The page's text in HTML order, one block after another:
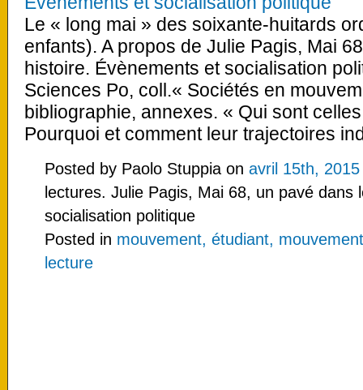
Le « long mai » des soixante-huitards
enfants). A propos de Julie Pagis, Mai
histoire. Évènements et socialisation
Sciences Po, coll.« Sociétés en
bibliographie, annexes. « Qui sont
Pourquoi et comment leur trajectoires
Posted by Paolo Stuppia on avril 15th, 2015
lectures. Julie Pagis, Mai 68, un pavé dans
socialisation politique
Posted in mouvement, étudiant,
lecture